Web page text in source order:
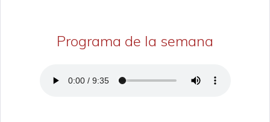
Programa de la semana